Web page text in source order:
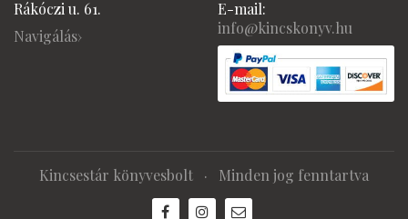
Rákóczi u. 61.
Navigálás›
E-mail:
info@kincskonyv.hu
Kincsestár könyvesbolt · Minden jog fenntartva